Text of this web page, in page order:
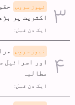
نیوز سروس
اکثریت پر
ایک دن قبل:
نیوز سروس
اور اسرائیل
مطالبہ
ایک دن قبل: